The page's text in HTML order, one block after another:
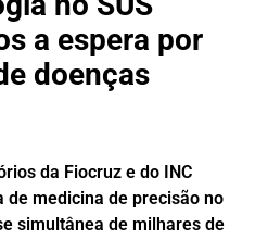
a espera por
doenças
da Fiocruz e do INC
de medicina de precisão no
simultânea de milhares de